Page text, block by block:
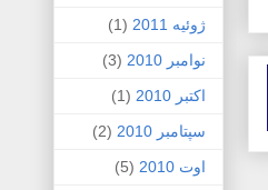
ژوئیه 2011
(1)
نوامبر 2010
(3)
اکتبر 2010
(1)
سپتامبر 2010
(2)
اوت 2010
(5)